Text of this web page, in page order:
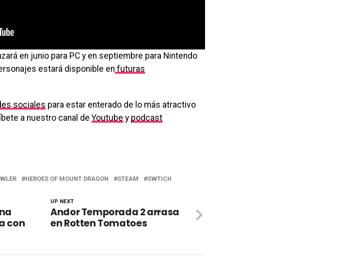
en junio para PC y en septiembre para Nintendo
estará disponible en futuras
sociales para estar enterado de lo más atractivo
a nuestro canal deYoutube y podcast
HEROES OF MOUNT DRAGON STEAM SWTICH
UP NEXT
Andor Temporada 2 arrasa
en Rotten Tomatoes
con